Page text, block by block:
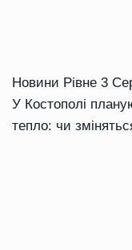
Новини Рівне 3
У Костополі
тепло: чи